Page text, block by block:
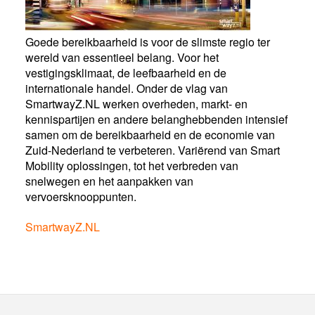
Goede bereikbaarheid is voor de slimste regio ter
wereld van essentieel belang. Voor het
vestigingsklimaat, de leefbaarheid en de
internationale handel. Onder de vlag van
SmartwayZ.NL werken overheden, markt- en
kennispartijen en andere belanghebbenden intensief
samen om de bereikbaarheid en de economie van
Zuid-Nederland te verbeteren. Variërend van Smart
Mobility oplossingen, tot het verbreden van
snelwegen en het aanpakken van
vervoersknooppunten.
SmartwayZ.NL